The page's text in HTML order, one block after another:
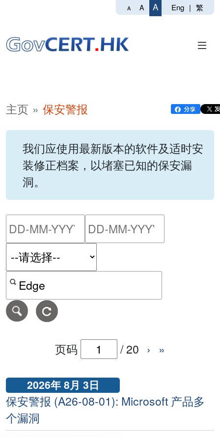
A A A Eng | 繁
主页 保安警报
我们应使用最新版本的软件及适时安
装修正档案，以堵塞已知的保安漏
洞。
请输入搜索日期范围的开
按关键字或 CVE ID 搜寻保安警报
页码 /20 › »
2026年 8月 3日
保安警报 (A26-08-01): Microsoft 产品多
个漏洞